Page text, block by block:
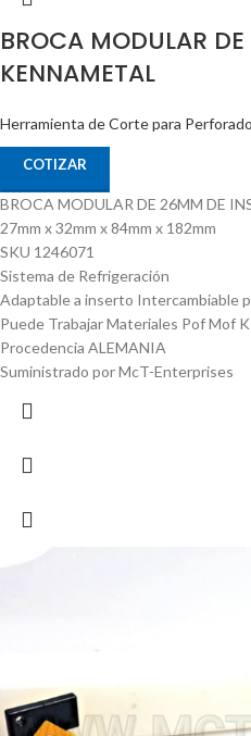
BROCA MODULAR
KENNAMETAL
Herramienta de Corte para Perforado
COTIZAR
BROCA MODULAR DE 26MM DE
27mm x 32mm x 84mm x 182mm
SKU 1246071
Sistema de Refrigeración
Adaptable a inserto Intercambiable
Puede Trabajar Materiales Pof Mof
Procedencia ALEMANIA
Suministrado por McT-Enterprises